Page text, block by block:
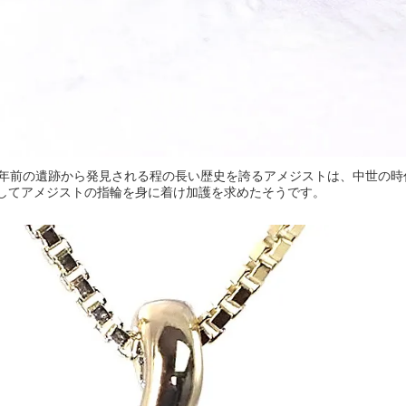
前の遺跡から発見される程の長い歴史を誇るアメジストは、中世の
てアメジストの指輪を身に着け加護を求めたそうです。